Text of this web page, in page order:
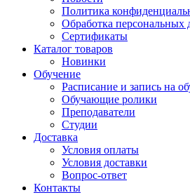
Политика
Обработка персональных
Сертификаты
Каталог товаров
Новинки
Обучение
Расписание и запись на
Обучающие ролики
Преподаватели
Студии
Доставка
Условия оплаты
Условия доставки
Вопрос-ответ
Контакты